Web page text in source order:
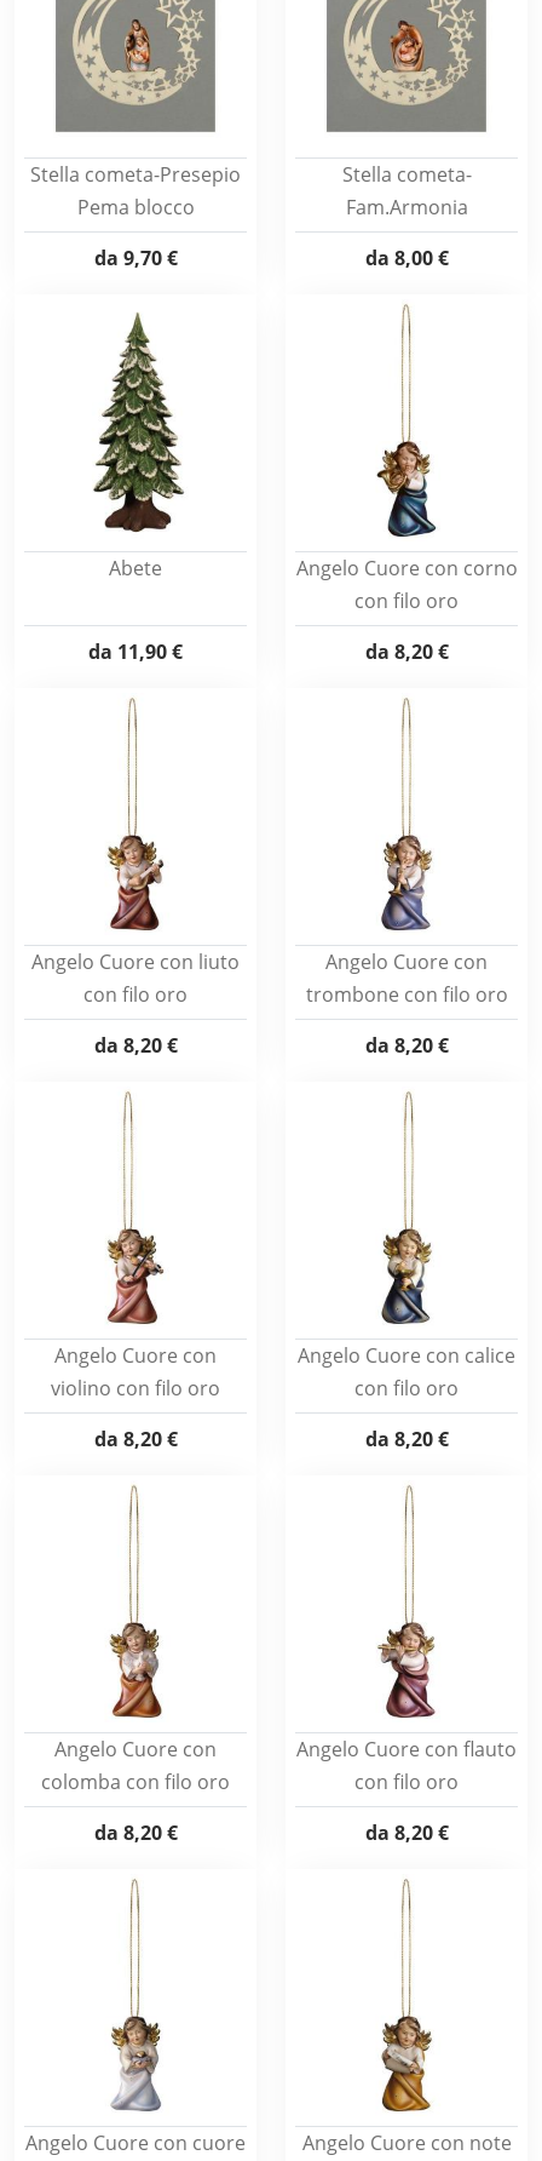
Stella cometa-Presepio
Pema blocco
da 9,70 €
Stella cometa-
Fam.Armonia
da 8,00 €
Abete
da 11,90 €
Angelo Cuore con corno
con filo oro
da 8,20 €
Angelo Cuore con liuto
con filo oro
da 8,20 €
Angelo Cuore con
trombone con filo oro
da 8,20 €
Angelo Cuore con
violino con filo oro
da 8,20 €
Angelo Cuore con calice
con filo oro
da 8,20 €
Angelo Cuore con
colomba con filo oro
da 8,20 €
Angelo Cuore con flauto
con filo oro
da 8,20 €
Angelo Cuore con cuore
Angelo Cuore con note